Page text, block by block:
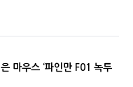
마우스 ‘파인만 F01 녹투